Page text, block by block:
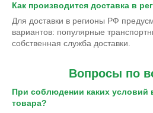
Как производится доставка в
Для доставки в регионы РФ
вариантов: популярные
собственная служба доставки.
Вопросы по
При соблюдении каких условий
товара?